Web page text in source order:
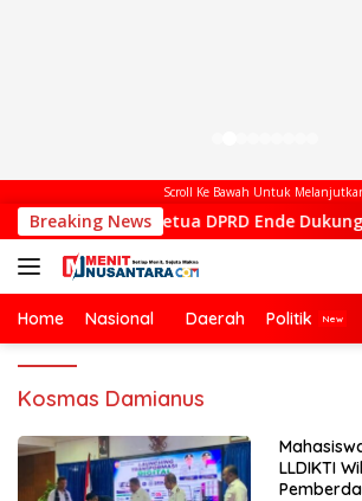
Scroll Ke Bawah Untuk
Breaking News
Ketua DPRD Ende Dukung
Home Nasional Daerah Politik
Kosmas Damianus
LLDIKTI